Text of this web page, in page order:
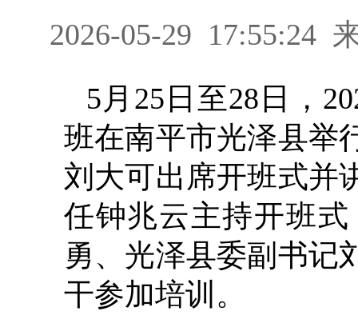
2026-05-29 17:55:24
5月25日至28日，
班在南平市光泽县举
刘大可出席开班式并
任钟兆云主持开班
勇、光泽县委副书记
干参加培训。